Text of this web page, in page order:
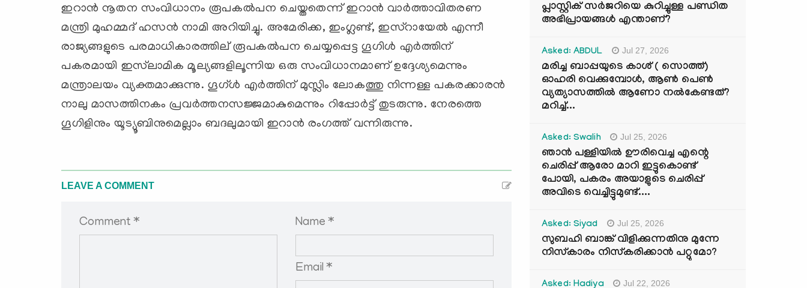
ഇറാന്‍ നൂതന സംവിധാനം രൂപകല്‍പന ചെയ്തതെന്ന് ഇറാന്‍ വാര്‍ത്താവിതരണ
മന്ത്രി മുഹമ്മദ് ഹസന്‍ നാമി അറിയിച്ചു. അമേരിക്ക, ഇംഗ്ലണ്ട്, ഇസ്റായേല്‍ എന്നീ
രാജ്യങ്ങളുടെ പരമാധികാരത്തില് രൂപകല്‍പന ചെയ്യപ്പെട്ട ഗൂഗിള്‍ എര്‍ത്തിന്
പകരമായി ഇസ്‌ലാമിക മൂല്യങ്ങളിലൂന്നിയ ഒരു സംവിധാനമാണ് ഉദ്ദേശ്യമെന്നും
മന്ത്രാലയം വ്യക്തമാക്കുന്നു. ഗൂഗ്ള്‍ എര്‍ത്തിന് മുസ്ലിം ലോകത്തു നിന്നള്ള പകരക്കാരന്‍
നാലു മാസത്തിനകം പ്രവര്‍ത്തനസജ്ജമാകുമെന്നും റിപ്പോര്‍ട്ട് തുടരുന്നു. നേരത്തെ
ഗൂഗിളിനും യൂട്യൂബിനുമെല്ലാം ബദലുമായി ഇറാന്‍ രംഗത്ത് വന്നിരുന്നു.
LEAVE A COMMENT
Comment * Name *
Email *
പ്ലാസ്റ്റിക് സർജറിയെ കുറിച്ചുള്ള പണ്ഡിത
അഭിപ്രായങ്ങൾ എന്താണ്?
Asked: ABDUL Jul 27, 2026
മരിച്ച ബാപ്പയുടെ കാശ് ( സൊത്ത്)
ഓഹരി വെക്കുമ്പോൾ, ആണ്‍ പെണ്‍
വ്യത്യാസത്തില്‍ ആണോ നല്‍കേണ്ടത്?
മറിച്ച്...
Asked: Swalih Jul 25, 2026
ഞാൻ പള്ളിയിൽ ഊരിവെച്ച എന്റെ
ചെരിപ്പ് ആരോ മാറി ഇട്ടുകൊണ്ട്
പോയി, പകരം അയാളുടെ ചെരിപ്പ്
അവിടെ വെച്ചിട്ടുമുണ്ട്....
Asked: Siyad Jul 25, 2026
സുബഹി ബാങ്ക് വിളിക്കുന്നതിനു മുന്നേ
നിസ്കാരം നിസ്കരിക്കാൻ പറ്റുമോ?
Asked: Hadiya Jul 22, 2026